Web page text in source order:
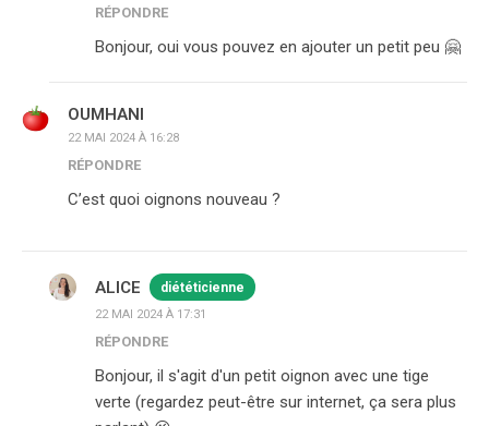
RÉPONDRE
Bonjour, oui vous pouvez en ajouter un petit peu 🤗
OUMHANI
22 MAI 2024 À 16:28
RÉPONDRE
C’est quoi oignons nouveau ?
ALICE diététicienne
22 MAI 2024 À 17:31
RÉPONDRE
Bonjour, il s'agit d'un petit oignon avec une tige
verte (regardez peut-être sur internet, ça sera plus